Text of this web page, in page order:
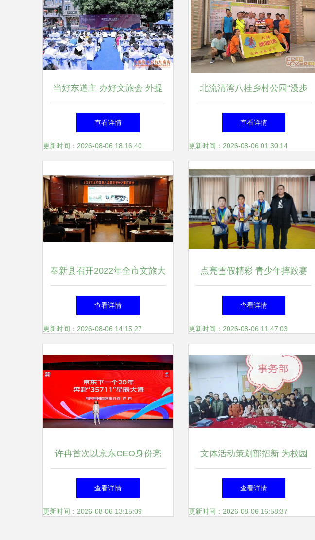
当好东道主 办好文旅会 外提
颜值招人气 内修气质增魅力
——九寨沟县扎实做好2021全
省文旅大会筹备工作侧记
查看详情
更新时间：2026-08-06 18:16:40
北流清湾八桂乡村公园“漫步
游八桂·健康众人生”游园获大
奖活动策划方案
查看详情
更新时间：2026-08-06 01:30:14
奉新县召开2022年全市文旅大
会策划设计方案汇报会，擘画
文体活动新蓝图
查看详情
更新时间：2026-08-06 14:15:27
点亮雪假精彩 青少年摔跤赛
事绽放冬日活力
查看详情
更新时间：2026-08-06 11:47:03
许冉首次以京东CEO身份亮
相，系统披露经营思路下的文
体活动新策划
查看详情
更新时间：2026-08-06 13:15:09
文体活动策划部招新 为校园
文化注入新活力
查看详情
更新时间：2026-08-06 16:58:37